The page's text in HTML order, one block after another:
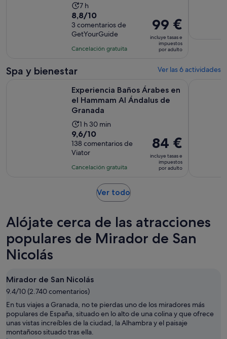
La
duración
de
la
actividad
7 h
8.8
sobre
10
con
comentarios
8,8/10
3 comentarios de
GetYourGuide
Cancelación gratuita
El
precio
es
de
por
adulto
99 €
incluye tasas e
impuestos
por adulto
Spa y bienestar Ver las 6 actividades
Experiencia Baños Árabes en
el Hammam Al Ándalus de
Granada
La
duración
de
la
actividad
1 hora
30 minutos
1 h 30 min
9.6
sobre
10
con
comentarios
9,6/10
138 comentarios de
Viator
Cancelación gratuita
El
precio
es
de
84 €
incluye tasas e
impuestos
por adulto
Experiencia Baños Árabes en el Hammam Al Ándalus de
Ver todoSe
una
pestaña
nueva
Alójate cerca de las atracciones
populares de Mirador de San
Nicolás
Mirador de San Nicolás
9.4/10 (2.740 comentarios)
En tus viajes a Granada, no te pierdas uno de los miradores más
populares de España, situado en lo alto de una colina y que ofrece
unas vistas increíbles de la ciudad, la Alhambra y el paisaje
montañoso situado tras ella.